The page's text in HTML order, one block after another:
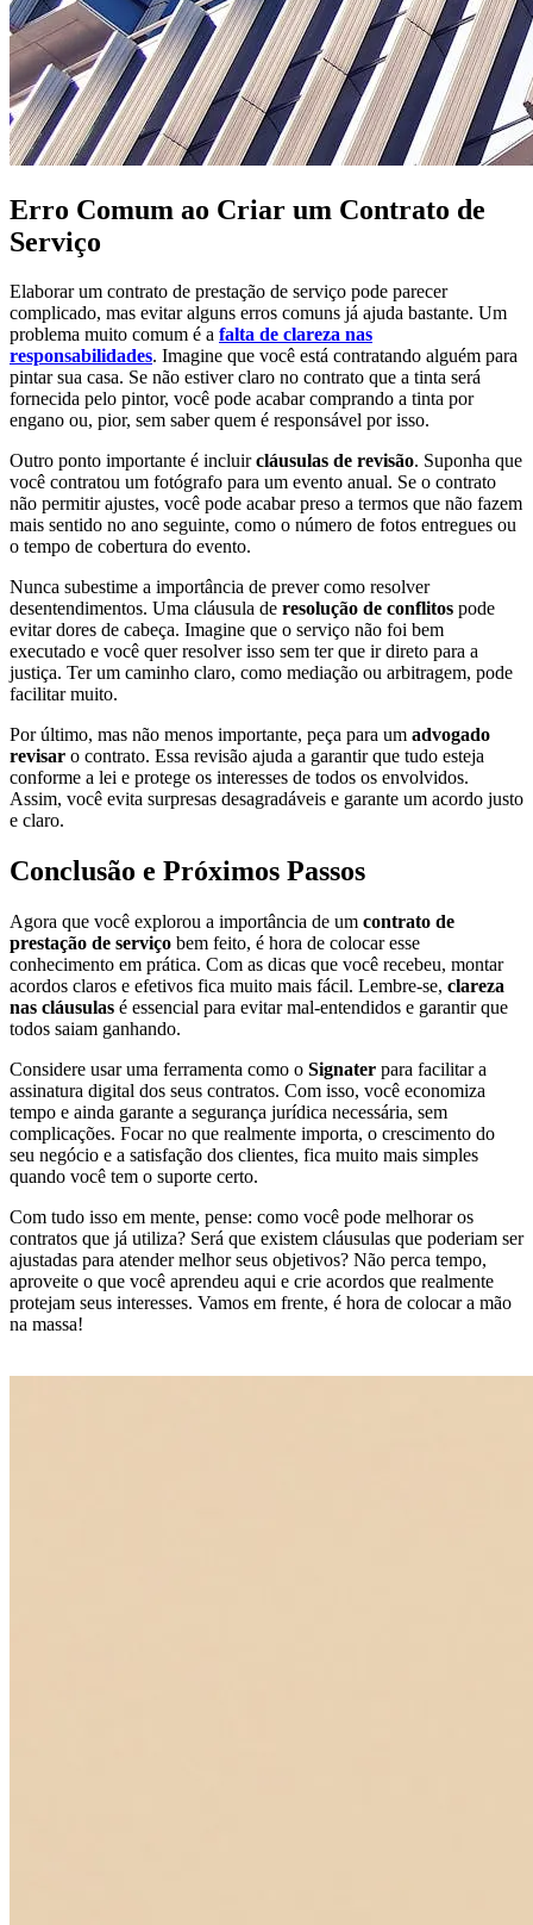
Erro Comum ao Criar um Contrato de
Serviço
Elaborar um contrato de prestação de serviço pode parecer
complicado, mas evitar alguns erros comuns já ajuda bastante. Um
problema muito comum é a falta de clareza nas
responsabilidades. Imagine que você está contratando alguém para
pintar sua casa. Se não estiver claro no contrato que a tinta será
fornecida pelo pintor, você pode acabar comprando a tinta por
engano ou, pior, sem saber quem é responsável por isso.
Outro ponto importante é incluircláusulas de revisão. Suponha que
você contratou um fotógrafo para um evento anual. Se o contrato
não permitir ajustes, você pode acabar preso a termos que não fazem
mais sentido no ano seguinte, como o número de fotos entregues ou
o tempo de cobertura do evento.
Nunca subestime a importância de prever como resolver
desentendimentos. Uma cláusula de resolução de conflitos pode
evitar dores de cabeça. Imagine que o serviço não foi bem
executado e você quer resolver isso sem ter que ir direto para a
justiça. Ter um caminho claro, como mediação ou arbitragem, pode
facilitar muito.
Por último, mas não menos importante, peça para um advogado
revisar o contrato. Essa revisão ajuda a garantir que tudo esteja
conforme a lei e protege os interesses de todos os envolvidos.
Assim, você evita surpresas desagradáveis e garante um acordo justo
e claro.
Conclusão e Próximos Passos
Agora que você explorou a importância de um contrato de
prestação de serviço bem feito, é hora de colocar esse
conhecimento em prática. Com as dicas que você recebeu, montar
acordos claros e efetivos fica muito mais fácil. Lembre-se, clareza
nas cláusulas é essencial para evitar mal-entendidos e garantir que
todos saiam ganhando.
Considere usar uma ferramenta como o Signater para facilitar a
assinatura digital dos seus contratos. Com isso, você economiza
tempo e ainda garante a segurança jurídica necessária, sem
complicações. Focar no que realmente importa, o crescimento do
seu negócio e a satisfação dos clientes, fica muito mais simples
quando você tem o suporte certo.
Com tudo isso em mente, pense: como você pode melhorar os
contratos que já utiliza? Será que existem cláusulas que poderiam ser
ajustadas para atender melhor seus objetivos? Não perca tempo,
aproveite o que você aprendeu aqui e crie acordos que realmente
protejam seus interesses. Vamos em frente, é hora de colocar a mão
na massa!